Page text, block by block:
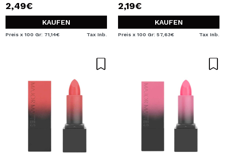
2,49€
KAUFEN
Preis x 100 Gr: 71,14€ Tax Inb.
2,19€
KAUFEN
Preis x 100 Gr: 57,63€ Tax Inb.